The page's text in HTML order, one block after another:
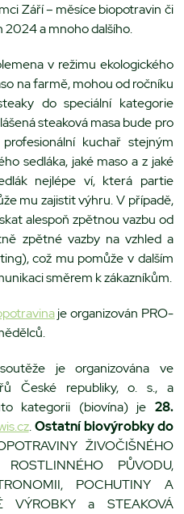
Září – měsíce biopotravin či
a mnoho dalšího.
v režimu ekologického
na farmě, mohou od ročníku
do speciální kategorie
steaková masa bude pro
kuchař stejným
sedláka, jaké maso a z jaké
nejlépe ví, která partie
mu zajistit výhru. V případě,
alespoň zpětnou vazbu od
zpětné vazby na vzhled a
což mu pomůže v dalším
směrem k zákazníkům.
je organizován PRO-
je organizována ve
České republiky, o. s., a
kategorii (biovína) je 28.
.Ostatní biovýrobky do
ŽIVOČIŠNÉHO
ROSTLINNÉHO PŮVODU,
POCHUTINY A
VÝROBKY a STEAKOVÁ